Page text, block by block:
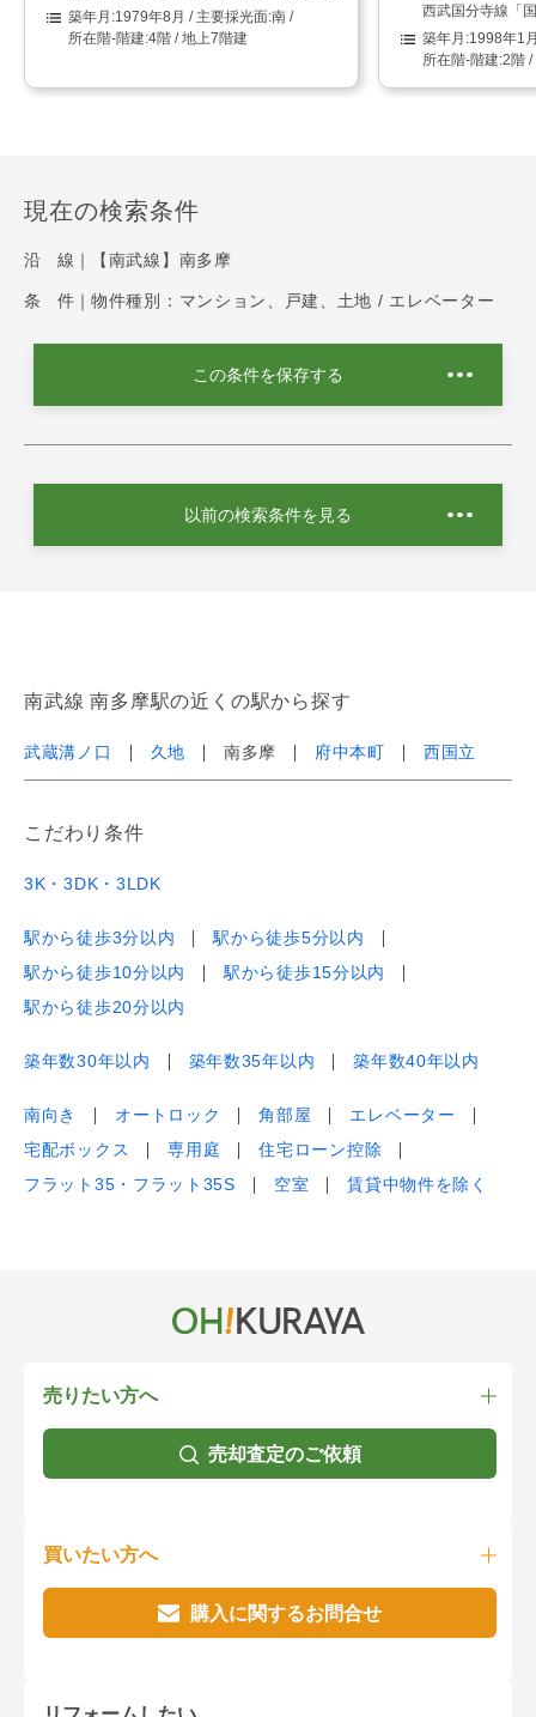
1979年8月
南
4階 / 地上7階建
西武国分寺線「
1998年1
2階 /
現在の検索条件
沿 線｜ 【南武線】南多摩
条 件｜ 物件種別：マンション、戸建、土地 / エレベーター
この条件を保存する
以前の検索条件を見る
南武線 南多摩駅の近くの駅から探す
武蔵溝ノ口 久地 南多摩 府中本町 西国立
こだわり条件
3K・3DK・3LDK
駅から徒歩3分以内
駅から徒歩5分以内
駅から徒歩10分以内
駅から徒歩15分以内
駅から徒歩20分以内
築年数30年以内 築年数35年以内 築年数40年以内
南向き オートロック 角部屋
エレベーター
宅配ボックス
専用庭
住宅ローン控除
フラット35・フラット35S
空室 賃貸中物件を除く
売りたい方へ
売却査定のご依頼
買いたい方へ
購入に関するお問合せ